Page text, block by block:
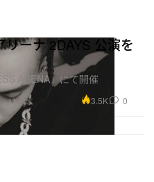
ーナ 2DAYS 公演を
ARENA』にて開催
3.5K 0